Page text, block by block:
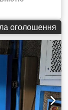
L55 55 кВт
26
оголошення